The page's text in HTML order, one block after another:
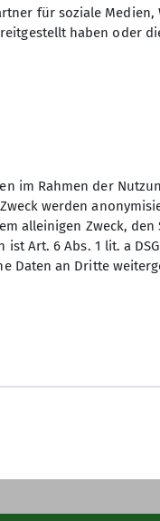
für soziale Medien,
haben oder
im Rahmen der
werden
alleinigen Zweck,
Art. 6 Abs. 1 lit. a
Daten an Dritte